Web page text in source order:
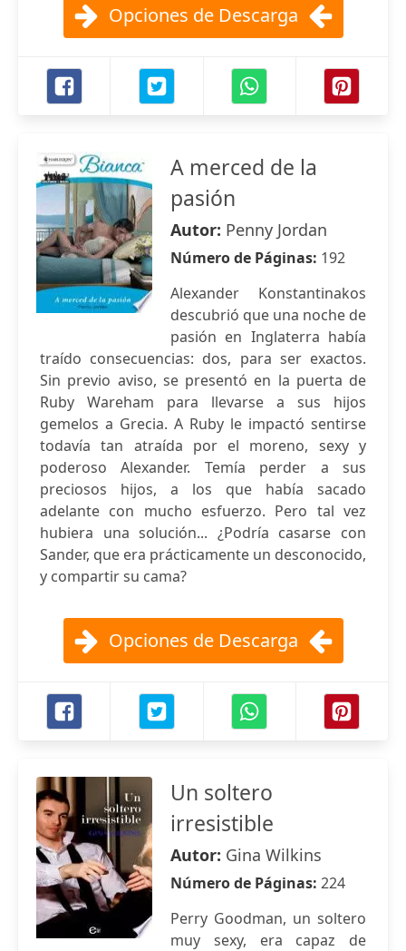
Opciones de Descarga
A merced de la
pasión
Autor: Penny Jordan
Número de Páginas: 192
Alexander Konstantinakos
descubrió que una noche de
pasión en Inglaterra había
traído consecuencias: dos, para ser exactos.
Sin previo aviso, se presentó en la puerta de
Ruby Wareham para llevarse a sus hijos
gemelos a Grecia. A Ruby le impactó sentirse
todavía tan atraída por el moreno, sexy y
poderoso Alexander. Temía perder a sus
preciosos hijos, a los que había sacado
adelante con mucho esfuerzo. Pero tal vez
hubiera una solución... ¿Podría casarse con
Sander, que era prácticamente un desconocido,
y compartir su cama?
Opciones de Descarga
Un soltero
irresistible
Autor: Gina Wilkins
Número de Páginas: 224
Perry Goodman, un soltero
muy sexy, era capaz de